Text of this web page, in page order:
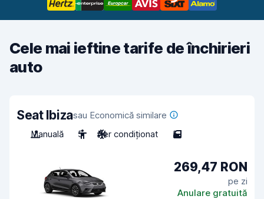
Cele mai ieftine tarife de închirieri
auto
Seat Ibizasau Economică similare
Manuală
5 Aer condiționat 5
269,47 RON
pe zi
Anulare gratuită